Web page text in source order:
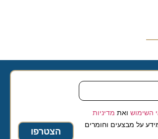
ואת מדיניות
מבצעים וחומרים
הצטרפו